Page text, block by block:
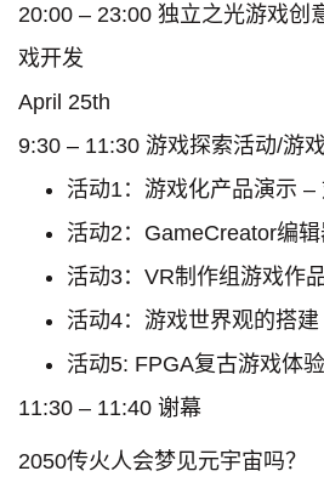
20:00 – 23:00 独立之光游戏创
戏开发
April 25th
9:30 – 11:30 游戏探索活动/游
活动1：游戏化产品演示 –
活动2：GameCreator编
活动3：VR制作组游戏作
活动4：游戏世界观的搭
活动5: FPGA复古游戏体
11:30 – 11:40 谢幕
2050传⽕⼈会梦见元宇宙吗？